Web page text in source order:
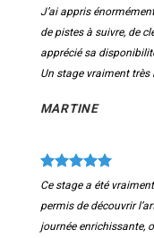
J’ai appris
de pistes à suivre, de
apprécié sa
Un stage vraiment très
MARTINE
Ce stage a été
permis de découvrir
journée enrichissante,